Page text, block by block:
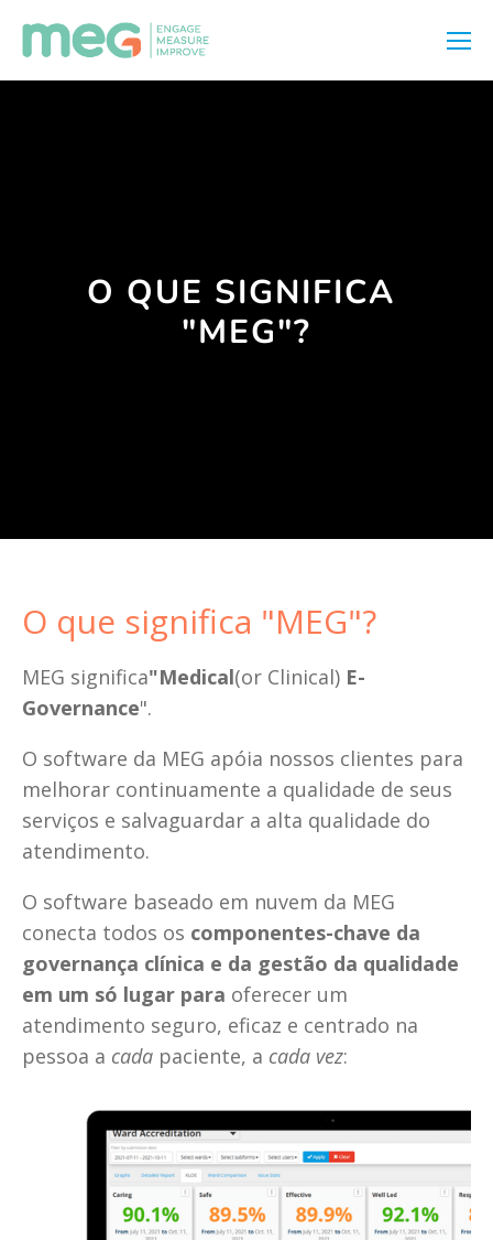
O QUE SIGNIFICA
"MEG"?
O que significa "MEG"?
MEG significa"Medical(or Clinical) E-
Governance".
O software da MEG apóia nossos clientes para
melhorar continuamente a qualidade de seus
serviços e salvaguardar a alta qualidade do
atendimento.
O software baseado em nuvem da MEG
conecta todos os componentes-chave da
governança clínica e da gestão da qualidade
em um só lugar para oferecer um
atendimento seguro, eficaz e centrado na
pessoa a cada paciente, a cada vez: